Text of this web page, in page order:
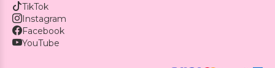
TikTok
Instagram
Facebook
YouTube